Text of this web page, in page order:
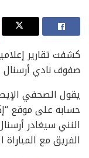
كشفت تقارير
صفوف نادي أرسنال
يقول الصحفي
حسابه على موقع
النني سيغادر
الفريق مع المباراة